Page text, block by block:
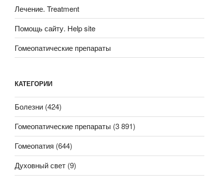
Лечение. Treatment
Помощь сайту. Help site
Гомеопатические препараты
КАТЕГОРИИ
Болезни (424)
Гомеопатические препараты (3 891)
Гомеопатия (644)
Духовный свет (9)